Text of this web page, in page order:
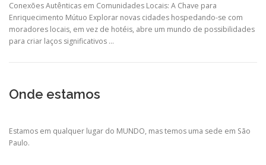
Conexões Autênticas em Comunidades Locais: A Chave para
Enriquecimento Mútuo Explorar novas cidades hospedando-se com
moradores locais, em vez de hotéis, abre um mundo de possibilidades
para criar laços significativos …
Onde estamos
Estamos em qualquer lugar do MUNDO, mas temos uma sede em São
Paulo.